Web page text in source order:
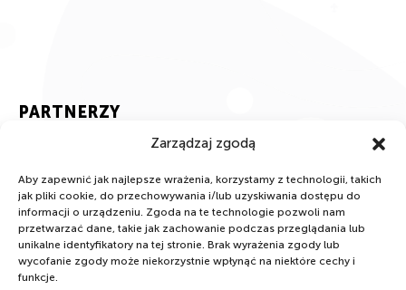
Zarządzaj zgodą
Aby zapewnić jak najlepsze wrażenia, korzystamy z technologii, takich
jak pliki cookie, do przechowywania i/lub uzyskiwania dostępu do
informacji o urządzeniu. Zgoda na te technologie pozwoli nam
przetwarzać dane, takie jak zachowanie podczas przeglądania lub
unikalne identyfikatory na tej stronie. Brak wyrażenia zgody lub
wycofanie zgody może niekorzystnie wpłynąć na niektóre cechy i
funkcje.
PARTNERZY